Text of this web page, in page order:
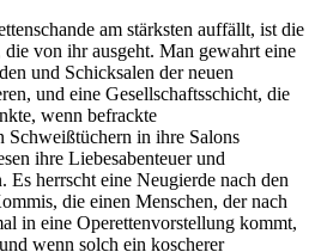
am stärksten auffällt, ist die
von ihr ausgeht. Man gewahrt eine
und Schicksalen der neuen
und eine Gesellschaftsschicht, die
wenn befrackte
Schweißtüchern in ihre Salons
ihre Liebesabenteuer und
Es herrscht eine Neugierde nach den
die einen Menschen, der nach
in eine Operettenvorstellung kommt,
wenn solch ein koscherer